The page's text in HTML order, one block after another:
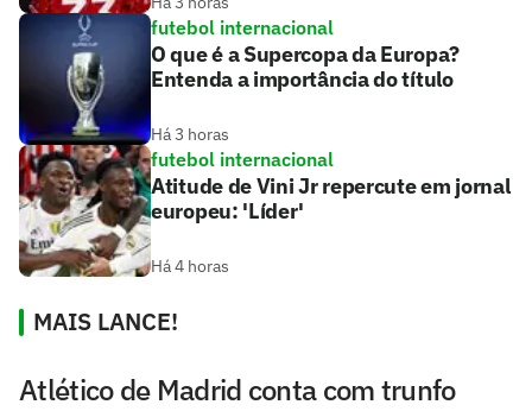
futebol internacional
O que é a Supercopa da Europa?
Entenda a importância do título
Há 3 horas
futebol internacional
Atitude de Vini Jr repercute em jornal
europeu: 'Líder'
Há 4 horas
MAIS LANCE!
Atlético de Madrid conta com trunfo